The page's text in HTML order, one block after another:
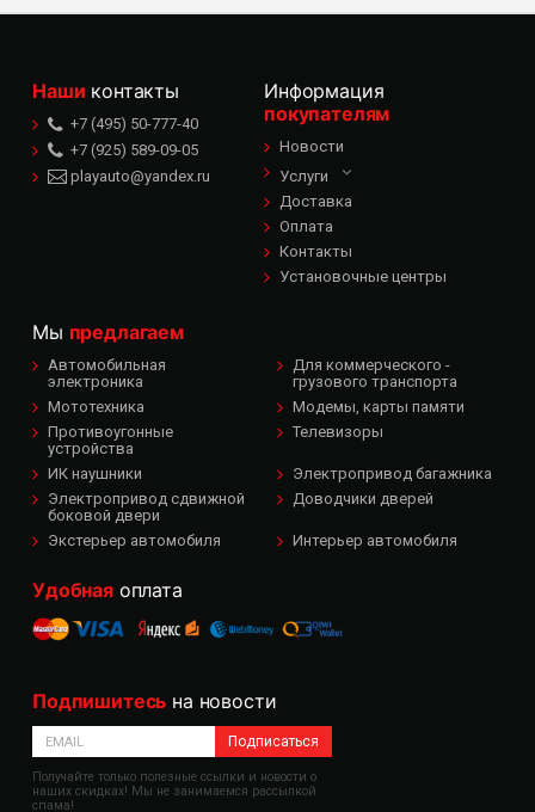
Наши контакты
+7 (495) 50-777-40
+7 (925) 589-09-05
playauto@yandex.ru
Информация
покупателям
Новости
Услуги
Доставка
Оплата
Контакты
Установочные центры
Мы предлагаем
Автомобильная
электроника
Для коммерческого -
грузового транспорта
Мототехника
Модемы, карты памяти
Противоугонные
устройства
Телевизоры
ИК наушники
Электропривод багажника
Электропривод сдвижной
боковой двери
Доводчики дверей
Экстерьер автомобиля Интерьер автомобиля
Удобнаяоплата
Подпишитесь на новости
Подписаться
Получайте только полезные ссылки и новости о
наших скидках! Мы не занимаемся рассылкой
спама!